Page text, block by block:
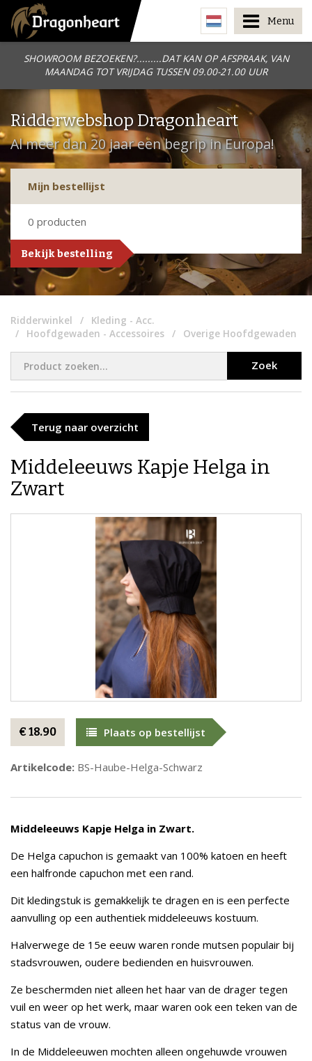
SHOWROOM BEZOEKEN?.........DAT KAN OP AFSPRAAK, VAN
MAANDAG TOT VRIJDAG TUSSEN 09.00-21.00 UUR
Menu
Ridderwebshop Dragonheart
Al meer dan 20 jaar een begrip in Europa!
Mijn bestellijst
0 producten
Bekijk bestelling
Ridderwinkel
Kleding - Acc.
Hoofdgewaden - Accessoires
Overige Hoofdgewaden
Zoek
Terug naar overzicht
​Middeleeuws Kapje Helga in
Zwart
€ 18.90 Plaats op bestellijst
Artikelcode: BS-Haube-Helga-Schwarz
Middeleeuws Kapje Helga in Zwart.
De Helga capuchon is gemaakt van 100% katoen en heeft
een halfronde capuchon met een rand.
Dit kledingstuk is gemakkelijk te dragen en is een perfecte
aanvulling op een authentiek middeleeuws kostuum.
Halverwege de 15e eeuw waren ronde mutsen populair bij
stadsvrouwen, oudere bedienden en huisvrouwen.
Ze beschermden niet alleen het haar van de drager tegen
vuil en weer op het werk, maar waren ook een teken van de
status van de vrouw.
In de Middeleeuwen mochten alleen ongehuwde vrouwen